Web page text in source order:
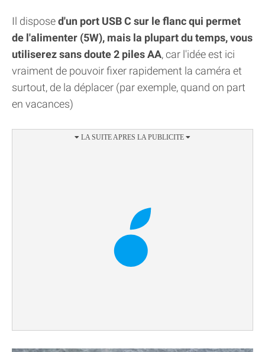
Il disposed'un port USB C sur le flanc qui permet
de l'alimenter (5W), mais la plupart du temps, vous
utiliserez sans doute 2 piles AA, car l'idée est ici
vraiment de pouvoir fixer rapidement la caméra et
surtout, de la déplacer (par exemple, quand on part
en vacances)